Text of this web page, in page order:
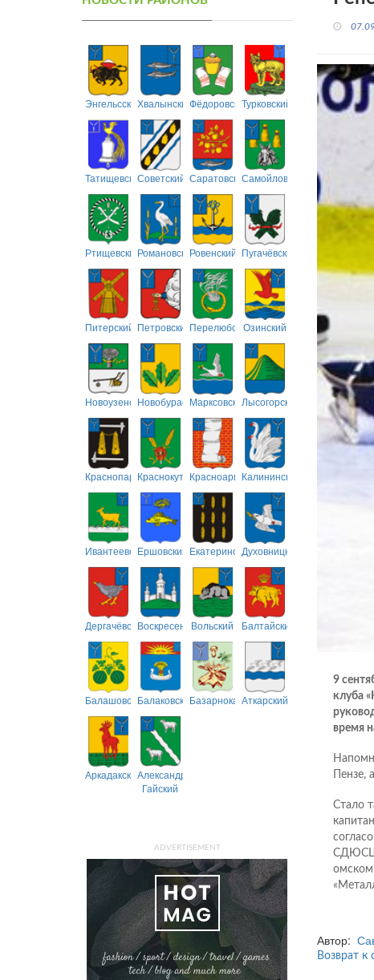
ЭнгельсскийХвалынскийФёдоровскийТурковский
ТатищевскийСоветский СаратовскийСамойловский
РтищевскийРомановскийРовенский Пугачёвский
Питерский ПетровскийПерелюбскийОзинский
НовоузенскийНовобурасскийМарксовскийЛысогорский
Краснопартизанский
КраснокутскийКрасноармейский
Калининский
ИвантеевскийЕршовский ЕкатериновскийДуховницкий
ДергачёвскийВоскресенскийВольский Балтайский
БалашовскийБалаковскийБазарнокарабулакский
Аткарский
АркадакскийАлександрово-
Гайский
ADVERTISEMENT
9
клуба
время
Стало
омском
Автор:
Возврат к